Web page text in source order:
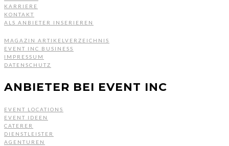
KARRIERE
KONTAKT
ALS ANBIETER INSERIEREN
MAGAZIN ARTIKELVERZEICHNIS
EVENT INC BUSINESS
IMPRESSUM
DATENSCHUTZ
ANBIETER BEI EVENT INC
EVENT LOCATIONS
EVENT IDEEN
CATERER
DIENSTLEISTER
AGENTUREN